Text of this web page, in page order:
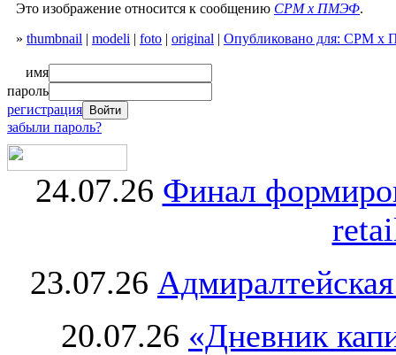
Это изображение относится к сообщению CPM х ПМЭФ.
» thumbnail | modeli | foto | original | Опубликовано для: CPM
имя
пароль
регистрация
забыли пароль?
24.07.26 Финал
23.07.26
20.07.26 «Дневник